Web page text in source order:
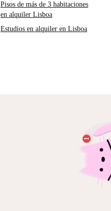
Pisos de más de 3 habitaciones
en alquiler Lisboa
Estudios en alquiler en Lisboa